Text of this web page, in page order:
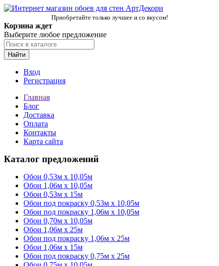
Приобретайте только лучшее и со вкусом!
Корзина ждет
Выберите любое предложение
Найти
Вход
Регистрация
Главная
Блог
Доставка
Оплата
Контакты
Карта сайта
Каталог предложений
Обои 0,53м x 10,05м
Обои 1,06м х 10,05м
Обои 0,53м x 15м
Обои под покраску 0,53м x 10,05м
Обои под покраску 1,06м х 10,05м
Обои 0,70м x 10,05м
Обои 1,06м x 25м
Обои под покраску 1,06м x 25м
Обои 1,06м x 15м
Обои под покраску 0,75м x 25м